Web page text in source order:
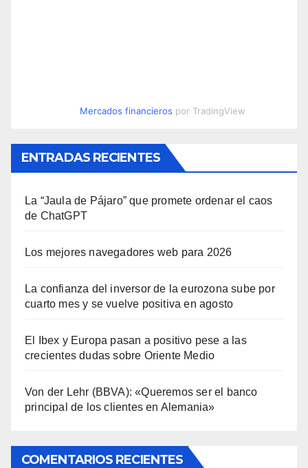
Mercados financieros por TradingView
ENTRADAS RECIENTES
La “Jaula de Pájaro” que promete ordenar el caos
de ChatGPT
Los mejores navegadores web para 2026
La confianza del inversor de la eurozona sube por
cuarto mes y se vuelve positiva en agosto
El Ibex y Europa pasan a positivo pese a las
crecientes dudas sobre Oriente Medio
Von der Lehr (BBVA): «Queremos ser el banco
principal de los clientes en Alemania»
COMENTARIOS RECIENTES